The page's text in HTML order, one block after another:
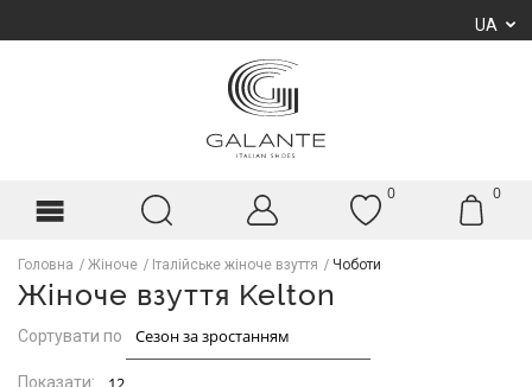
UA
0 0
Головна Жіноче Італійське жіноче взуття Чоботи
Жіноче взуття Kelton
Сортувати по
Показати: